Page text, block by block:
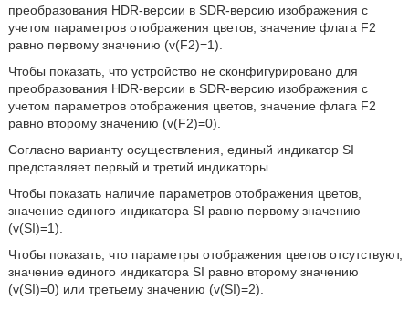
преобразования HDR-версии в SDR-версию изображения с
учетом параметров отображения цветов, значение флага F2
равно первому значению (v(F2)=1).
Чтобы показать, что устройство не сконфигурировано для
преобразования HDR-версии в SDR-версию изображения с
учетом параметров отображения цветов, значение флага F2
равно второму значению (v(F2)=0).
Согласно варианту осуществления, единый индикатор SI
представляет первый и третий индикаторы.
Чтобы показать наличие параметров отображения цветов,
значение единого индикатора SI равно первому значению
(v(SI)=1).
Чтобы показать, что параметры отображения цветов отсутствуют,
значение единого индикатора SI равно второму значению
(v(SI)=0) или третьему значению (v(SI)=2).